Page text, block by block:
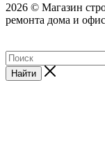
2026 © Магазин
ремонта дома и
Найти